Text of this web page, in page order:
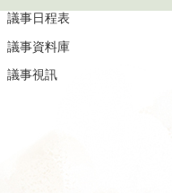
議事日程表
議事資料庫
議事視訊